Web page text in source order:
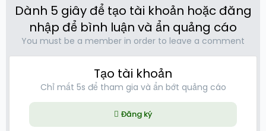
Dành 5 giây để tạo tài khoản hoặc đăng
nhập để bình luận và ẩn quảng cáo
You must be a member in order to leave a comment
Tạo tài khoản
Chỉ mất 5s để tham gia và ẩn bớt quảng cáo
Đăng ký